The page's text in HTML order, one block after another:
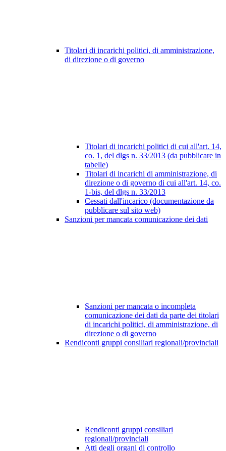
Titolari di incarichi politici, di amministrazione,
di direzione o di governo
Titolari di incarichi politici di cui all'art. 14,
co. 1, del dlgs n. 33/2013 (da pubblicare in
tabelle)
Titolari di incarichi di amministrazione, di
direzione o di governo di cui all'art. 14, co.
1-bis, del dlgs n. 33/2013
Cessati dall'incarico (documentazione da
pubblicare sul sito web)
Sanzioni per mancata comunicazione dei dati
Sanzioni per mancata o incompleta
comunicazione dei dati da parte dei titolari
di incarichi politici, di amministrazione, di
direzione o di governo
Rendiconti gruppi consiliari regionali/provinciali
Rendiconti gruppi consiliari
regionali/provinciali
Atti degli organi di controllo